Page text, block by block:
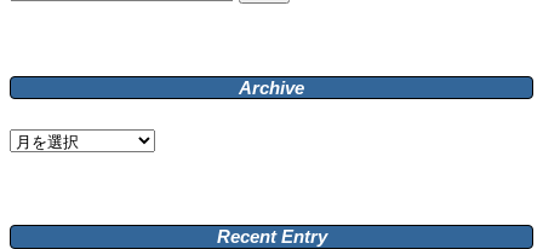
Archive
Archive
Recent Entry